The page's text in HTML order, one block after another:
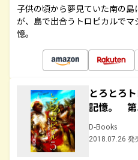
子供の頃から夢見ていた南の
が、島で出合うトロピカルで
憶。
とろとろ
記憶。 第
D-Books
2018.07.26 発